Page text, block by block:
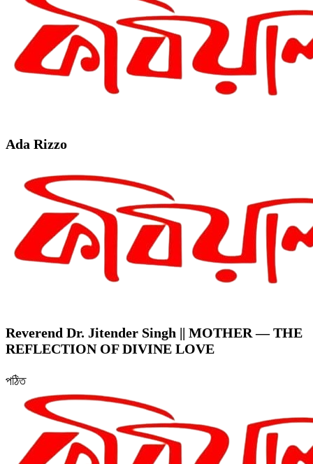
Ada Rizzo
Reverend Dr. Jitender Singh || MOTHER — THE
REFLECTION OF DIVINE LOVE
পঠিত